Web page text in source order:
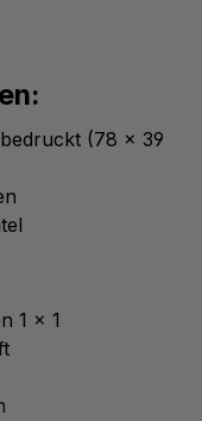
(78 x 39
1 x 1